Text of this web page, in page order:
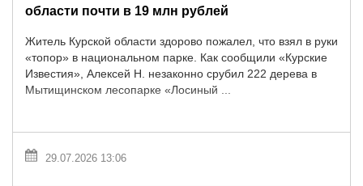
области почти в 19 млн рублей
Житель Курской области здорово пожалел, что взял в руки
«топор» в национальном парке. Как сообщили «Курские
Известия», Алексей Н. незаконно срубил 222 дерева в
Мытищинском лесопарке «Лосиный ...
29.07.2026 13:06